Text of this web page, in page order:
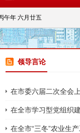
午年 六月廿五
领导言论
在市委六届二次全会
在全市学习型党组织
在全市“三冬”农业生